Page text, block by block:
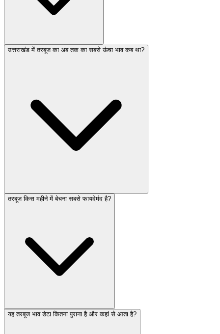
उत्तराखंड में तरबूज का अब तक का सबसे ऊंचा भाव कब था?
तरबूज किस महीने में बेचना सबसे फायदेमंद है?
यह तरबूज भाव डेटा कितना पुराना है और कहां से आता है?